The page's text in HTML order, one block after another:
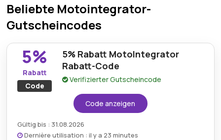
Beliebte Motointegrator-
Gutscheincodes
5%
Rabatt
Code
5% Rabatt MotoIntegrator
Rabatt-Code
Verifizierter Gutscheincode
Code anzeigen
Gültig bis : 31.08.2026
Dernière utilisation : il y a 23 minutes